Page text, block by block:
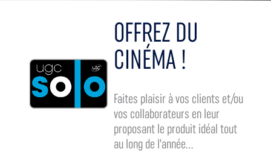
OFFREZ DU
CINÉMA !
Faites plaisir à vos clients et/ou
vos collaborateurs en leur
proposant le produit idéal tout
au long de l'année...